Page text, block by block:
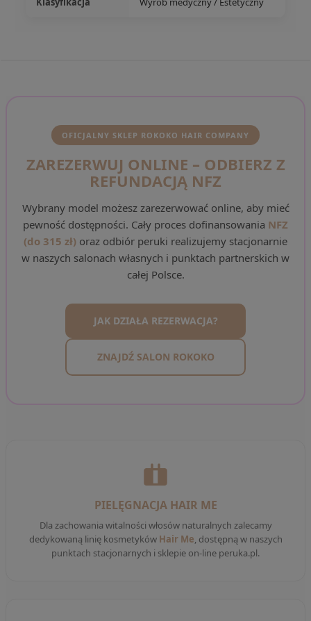
OFICJALNY SKLEP ROKOKO HAIR COMPANY
ZAREZERWUJ ONLINE – ODBIERZ Z
REFUNDACJĄ NFZ
Wybrany model możesz zarezerwować online, aby mieć
pewność dostępności. Cały proces dofinansowania NFZ
(do 315 zł) oraz odbiór peruki realizujemy stacjonarnie
w naszych salonach własnych i punktach partnerskich w
całej Polsce.
JAK DZIAŁA REZERWACJA?
ZNAJDŹ SALON ROKOKO
PIELĘGNACJA HAIR ME
Dla zachowania witalności włosów naturalnych zalecamy
dedykowaną linię kosmetyków Hair Me, dostępną w naszych
punktach stacjonarnych i sklepie on-line peruka.pl.